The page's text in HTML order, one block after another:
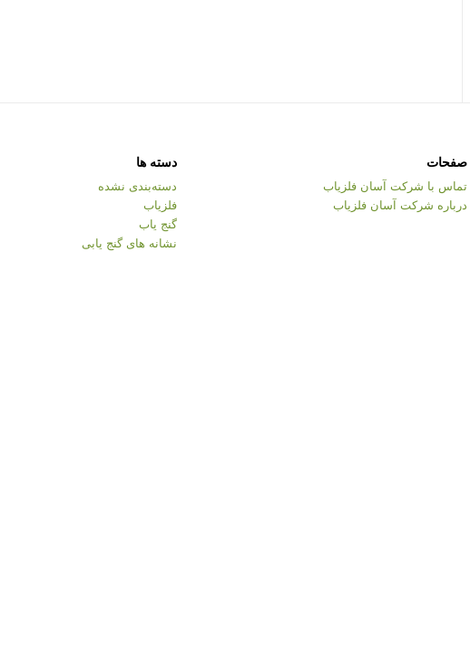
صفحات
تماس با شرکت آسان فلزیاب
درباره شرکت آسان فلزیاب
دسته ها
دسته‌بندی نشده
فلزیاب
گنج یاب
نشانه های گنج یابی